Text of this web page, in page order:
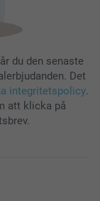
du den senaste
Det
integritetspolicy.
att klicka på